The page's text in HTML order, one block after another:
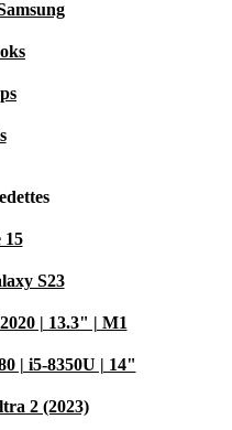
15
S23
| 13.3" | M1
| i5-8350U | 14"
2 (2023)